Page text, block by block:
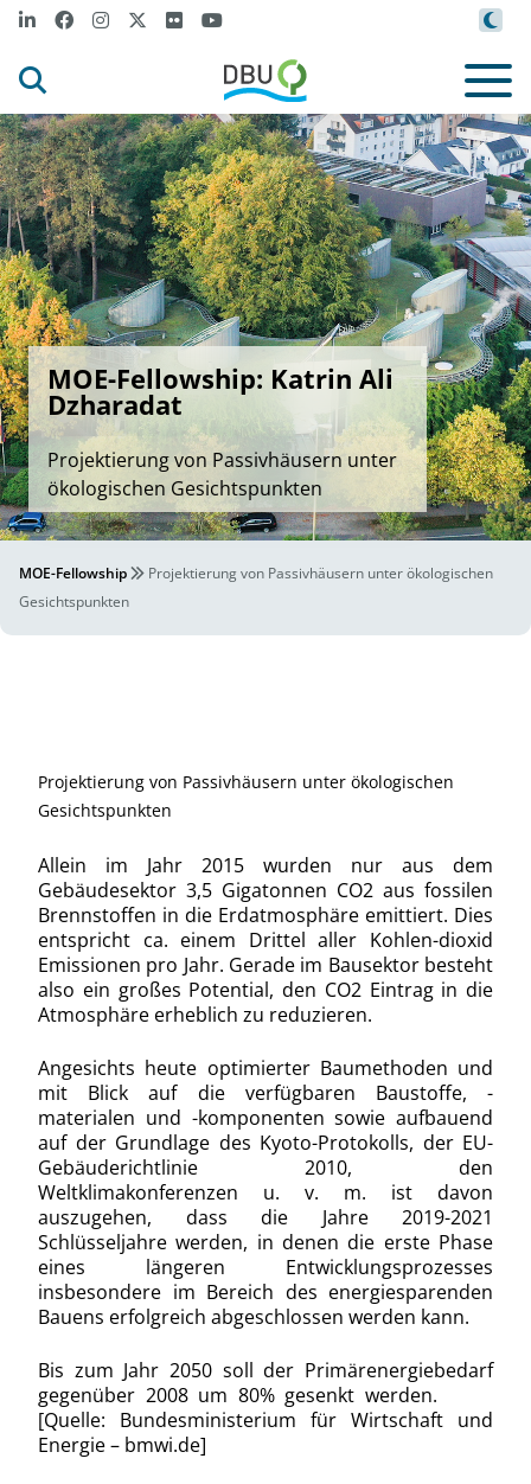
MOE-Fellowship: Katrin Ali
Dzharadat
Projektierung von Passivhäusern unter
ökologischen Gesichtspunkten
MOE-Fellowship
Projektierung von Passivhäusern unter ökologischen
Gesichtspunkten
Projektierung von Passivhäusern unter ökologischen
Gesichtspunkten
Allein im Jahr 2015 wurden nur aus dem
Gebäudesektor 3,5 Gigatonnen CO2 aus fossilen
Brennstoffen in die Erdatmosphäre emittiert. Dies
entspricht ca. einem Drittel aller Kohlen-dioxid
Emissionen pro Jahr. Gerade im Bausektor besteht
also ein großes Potential, den CO2 Eintrag in die
Atmosphäre erheblich zu reduzieren.
Angesichts heute optimierter Baumethoden und
mit Blick auf die verfügbaren Baustoffe, -
materialen und -komponenten sowie aufbauend
auf der Grundlage des Kyoto-Protokolls, der EU-
Gebäuderichtlinie 2010, den
Weltklimakonferenzen u. v. m. ist davon
auszugehen, dass die Jahre 2019-2021
Schlüsseljahre werden, in denen die erste Phase
eines längeren Entwicklungsprozesses
insbesondere im Bereich des energiesparenden
Bauens erfolgreich abgeschlossen werden kann.
Bis zum Jahr 2050 soll der Primärenergiebedarf
gegenüber 2008 um 80% gesenkt werden.
[Quelle: Bundesministerium für Wirtschaft und
Energie – bmwi.de]